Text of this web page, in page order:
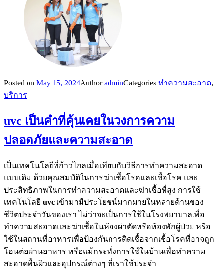
Posted on May 15, 2024AuthoradminCategories ทำความสะอาด,
บริการ
uvc เป็นคำที่คุ้นเคยในวงการความ
ปลอดภัยและความสะอาด
เป็นเทคโนโลยีที่ก้าวไกลเมื่อเทียบกับวิธีการทำความสะอาด
แบบเดิม ด้วยคุณสมบัติในการฆ่าเชื้อโรคและเชื้อโรค และ
ประสิทธิภาพในการทำความสะอาดและฆ่าเชื้อที่สูง การใช้
เทคโนโลยี uvc เข้ามามีประโยชน์มากมายในหลายด้านของ
ชีวิตประจำวันของเรา ไม่ว่าจะเป็นการใช้ในโรงพยาบาลเพื่อ
ทำความสะอาดและฆ่าเชื้อในห้องผ่าตัดหรือห้องพักผู้ป่วย หรือ
ใช้ในสถานที่อาหารเพื่อป้องกันการติดเชื้อจากเชื้อโรคที่อาจถูก
โอนต่อผ่านอาหาร หรือแม้กระทั่งการใช้ในบ้านเพื่อทำความ
สะอาดพื้นผิวและอุปกรณ์ต่างๆ ที่เราใช้ประจำ